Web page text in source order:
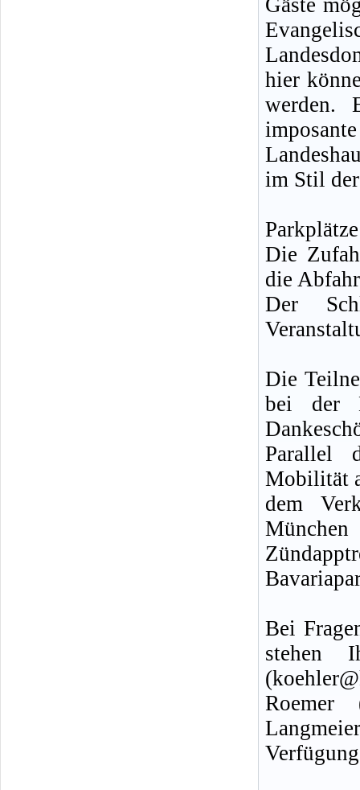
Gäste
hier
werden.
im Stil der
Die
die
Der
Die
bei der
Parallel
Mobilität
dem
Bei
stehen
Roemer